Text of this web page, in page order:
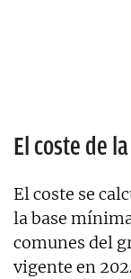
El coste de
El coste se
la base
comunes del
vigente en